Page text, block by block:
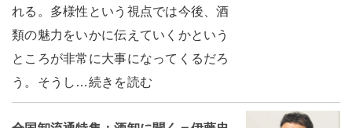
れる。多様性という視点では今後、酒
類の魅力をいかに伝えていくかという
ところが非常に大事になってくるだろ
う。そうし…続きを読む